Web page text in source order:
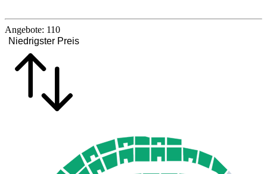
Angebote: 110
Niedrigster Preis